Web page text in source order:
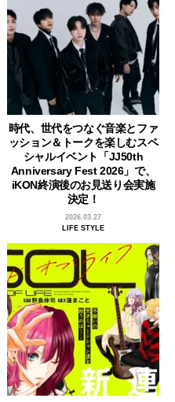
時代、世代をつなぐ音楽とファ
ッション＆トークを楽しむスペ
シャルイベント「JJ50th
Anniversary Fest 2026」で、
iKON終演後のお見送り会実施
決定！
2026.03.27
LIFE STYLE